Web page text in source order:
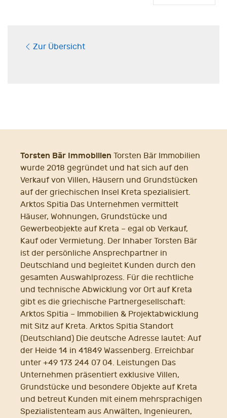
Zur Übersicht
Torsten Bär Immobilien Torsten Bär Immobilien
wurde 2018 gegründet und hat sich auf den
Verkauf von Villen, Häusern und Grundstücken
auf der griechischen Insel Kreta spezialisiert.
Arktos Spitia Das Unternehmen vermittelt
Häuser, Wohnungen, Grundstücke und
Gewerbeobjekte auf Kreta – egal ob Verkauf,
Kauf oder Vermietung. Der Inhaber Torsten Bär
ist der persönliche Ansprechpartner in
Deutschland und begleitet Kunden durch den
gesamten Auswahlprozess. Für die rechtliche
und technische Abwicklung vor Ort auf Kreta
gibt es die griechische Partnergesellschaft:
Arktos Spitia – Immobilien & Projektabwicklung
mit Sitz auf Kreta. Arktos Spitia Standort
(Deutschland) Die deutsche Adresse lautet: Auf
der Heide 14 in 41849 Wassenberg. Erreichbar
unter +49 173 244 07 04. Leistungen Das
Unternehmen präsentiert exklusive Villen,
Grundstücke und besondere Objekte auf Kreta
und betreut Kunden mit einem mehrsprachigen
Spezialistenteam aus Anwälten, Ingenieuren,